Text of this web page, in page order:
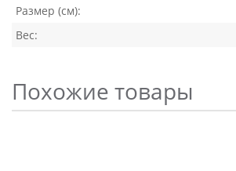
Размер (см):
Вес:
Похожие товары